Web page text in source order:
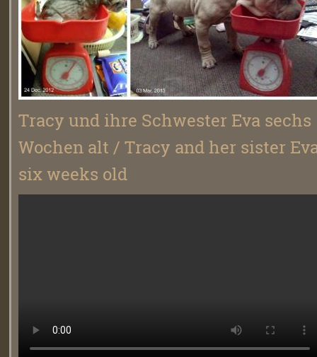
Tracy und ihre Schwester Eva sechs
Wochen alt / Tracy and her sister
six weeks old